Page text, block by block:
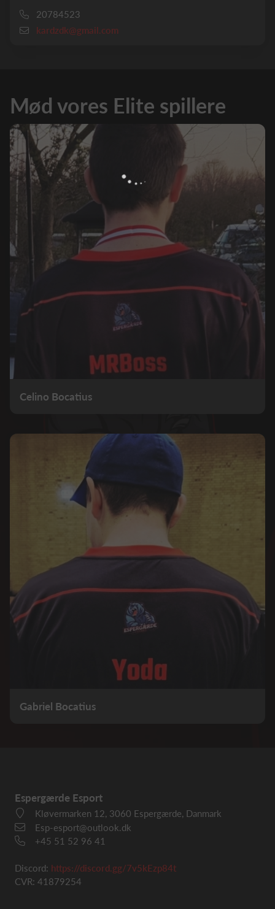
20784523
kardzdk@gmail.com
Mød vores Elite spillere
Celino Bocatius
Gabriel Bocatius
Espergærde Esport
Kløvermarken 12, 3060 Espergærde, Danmark
Esp-esport@outlook.dk
+45 51 52 96 41
Discord: https://discord.gg/7v5kEzp84t
CVR: 41879254